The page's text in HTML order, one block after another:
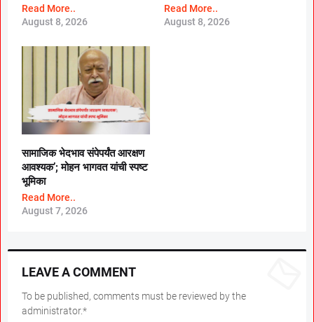
Read More..
August 8, 2026
Read More..
August 8, 2026
सामाजिक भेदभाव संपेपर्यंत आरक्षण
आवश्यक’; मोहन भागवत यांची स्पष्ट
भूमिका
Read More..
August 7, 2026
LEAVE A COMMENT
To be published, comments must be reviewed by the
administrator.*